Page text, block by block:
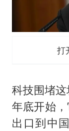
打
科技围堵
年底开始
出口到中